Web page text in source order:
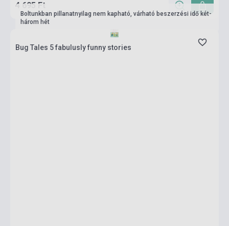
4 695 Ft
Boltunkban pillanatnyilag nem kapható, várható beszerzési idő két-
három hét
Bug Tales 5 fabulusly funny stories